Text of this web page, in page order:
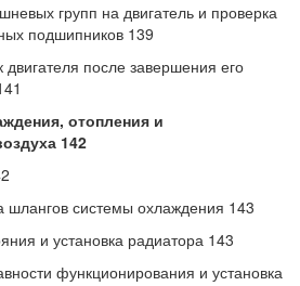
групп на двигатель и проверка
подшипников 139
после завершения его
отопления и
142
шлангов системы охлаждения 143
и установка радиатора 143
функционирования и установка